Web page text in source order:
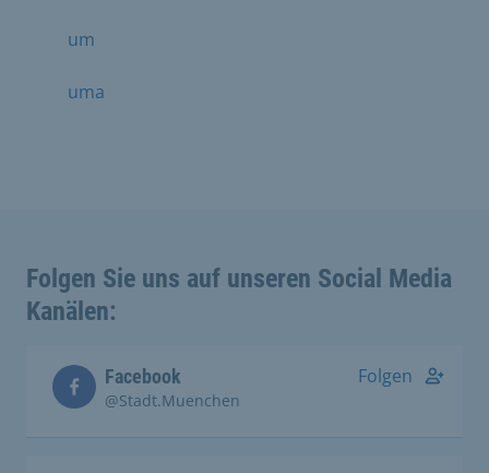
um
uma
Folgen Sie uns auf unseren Social Media
Kanälen:
Facebook
@Stadt.Muenchen
Folgen